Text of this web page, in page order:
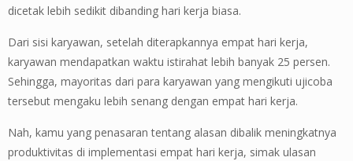
dicetak lebih sedikit dibanding hari kerja biasa.
Dari sisi karyawan, setelah diterapkannya empat hari kerja,
karyawan mendapatkan waktu istirahat lebih banyak 25 persen.
Sehingga, mayoritas dari para karyawan yang mengikuti ujicoba
tersebut mengaku lebih senang dengan empat hari kerja.
Nah, kamu yang penasaran tentang alasan dibalik meningkatnya
produktivitas di implementasi empat hari kerja, simak ulasan